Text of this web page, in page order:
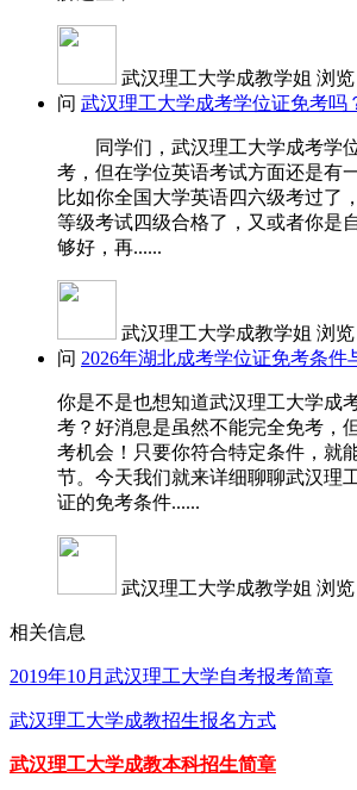
武汉理工大学成教学姐 浏览
问 武汉理工大学成考学位证免考吗
同学们，武汉理工大学成考学
考，但在学位英语考试方面还是有
比如你全国大学英语四六级考过了
等级考试四级合格了，又或者你是
够好，再......
武汉理工大学成教学姐 浏览
问 2026年湖北成考学位证免考条件
你是不是也想知道武汉理工大学成
考？好消息是虽然不能完全免考，
考机会！只要你符合特定条件，就
节。今天我们就来详细聊聊武汉理
证的免考条件......
武汉理工大学成教学姐 浏览
相关信息
2019年10月武汉理工大学自考报考简章
武汉理工大学成教招生报名方式
武汉理工大学成教本科招生简章